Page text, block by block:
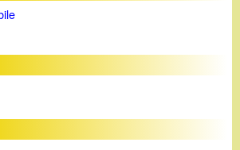
i
e
c